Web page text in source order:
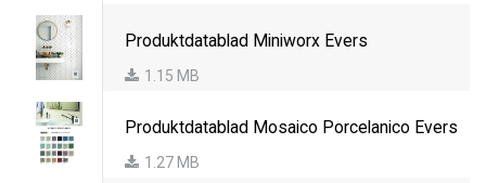
Produktdatablad Miniworx Evers
1.15 MB
Produktdatablad Mosaico Porcelanico Evers
1.27 MB